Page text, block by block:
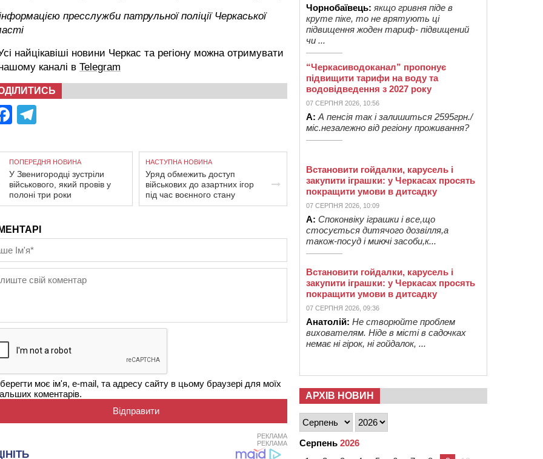
пресслужби патрульної поліції Черкаської
найцікавіші новини Черкас та регіону можна отримувати
каналі в Telegram
Facebook
ПОПЕРЕДНЯ НОВИНА
У Звенигородці зустріли
військового, який провів у
полоні три роки
НАСТУПНА НОВИНА
Уряд обмежить доступ
військових до азартних ігор
під час воєнного стану
моє ім'я, e-mail, та адресу сайту в цьому браузері для моїх
коментарів.
РЕКЛАМА
РЕКЛАМА
Чорнобаївець: якщо гривня піде в
круте піке, то не врятують ці
підвищення жоден тариф- підвищений
чи ...
“Черкасиводоканал” пропонує
підвищити тарифи на воду та
водовідведення з 2027 року
07 СЕРПНЯ 2026, 10:56
А: А пенсія так і залишиться 2595грн./
міс.незалежно від регіону проживання?
Встановити гойдалки, карусель і
закупити іграшки: у Черкасах просять
покращити умови в дитсадку
07 СЕРПНЯ 2026, 10:09
А: Споконвіку іграшки і все,що
стосується дитячого дозвілля,а
також-посуд і миючі засоби,к...
Встановити гойдалки, карусель і
закупити іграшки: у Черкасах просять
покращити умови в дитсадку
07 СЕРПНЯ 2026, 09:36
Анатолій: Не створюйте проблем
вихователям. Ніде в місті в садочках
немає ні гірок, ні гойдалок, ...
АРХІВ НОВИН
Серпень 2026